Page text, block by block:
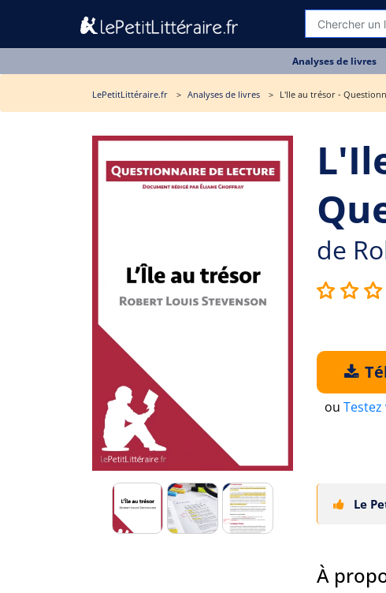
Analyses de livres
LePetitLittéraire.fr Analyses de livres L'Ile au trésor -
de
ou
Le
À